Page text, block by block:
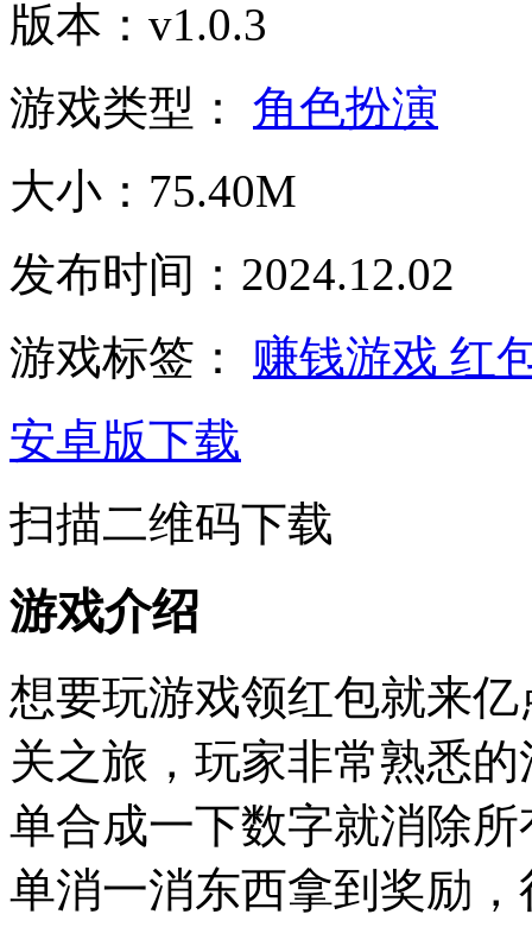
版本：v1.0.3
游戏类型： 角色扮演
大小：75.40M
发布时间：2024.12.02
游戏标签： 赚钱游戏 红
安卓版下载
扫描二维码下载
游戏介绍
想要玩游戏领红包就来
关之旅，玩家非常熟悉
单合成一下数字就消除
单消一消东西拿到奖励